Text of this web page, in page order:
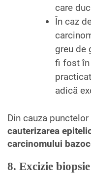
care
În caz
greu de
fi fost în
adică
Din cauza
cauterizarea
carcinomului
8. Excizie